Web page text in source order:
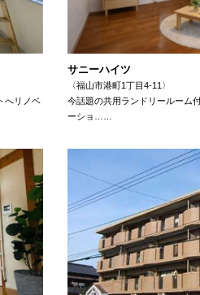
へリノベ
サニーハイツ
〈福山市港町1丁目4-11〉
今話題の共用ランドリールーム
ーショ……